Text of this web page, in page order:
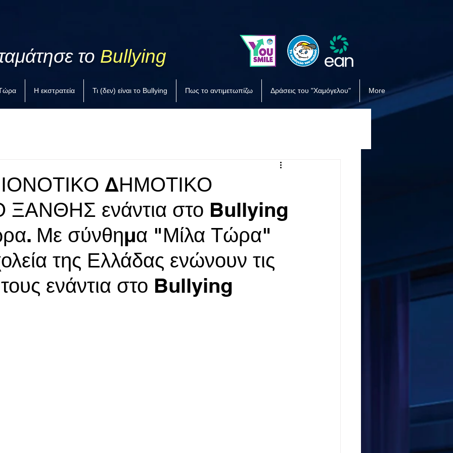
το Bullying
Η εκστρατεία Τι (δεν) είναι το Bullying Πως το αντιμετωπίζω Δράσεις του "Χαμόγελου" More
ΔΗΜΟΤΙΚΟ
ενάντια στο Bullying
Με σύνθημα "Μίλα Τώρα"
της Ελλάδας ενώνουν τις
ενάντια στο Bullying